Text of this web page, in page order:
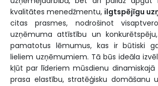
kvalitātes menedžmentu, ilgtspējīgu
citas prasmes, nodrošinot
uzņēmuma attīstību un
pamatotus lēmumus, kas ir būtiski
lieliem uzņēmumiem. Tā būs ideāla
kļūt par līderiem mūsdienu dinamiskajā
prasa elastību, stratēģisku domāšanu